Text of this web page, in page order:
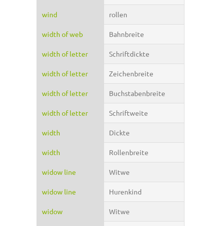
wind rollen
width of web Bahnbreite
width of letter Schriftdickte
width of letter Zeichenbreite
width of letter Buchstabenbreite
width of letter Schriftweite
width Dickte
width Rollenbreite
widow line Witwe
widow line Hurenkind
widow Witwe